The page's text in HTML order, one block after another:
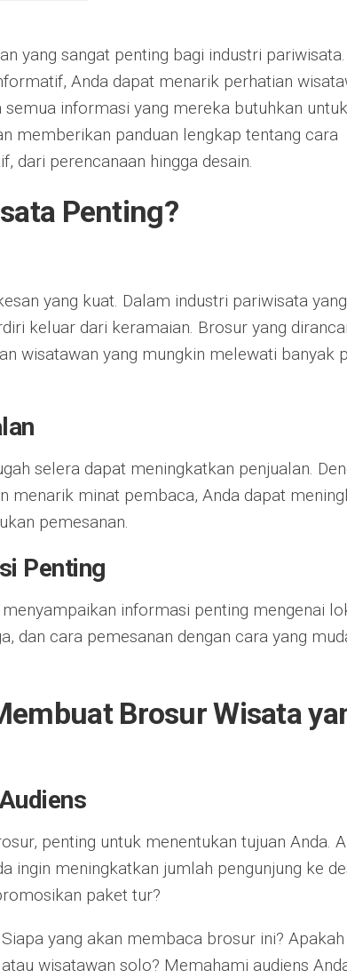
yang sangat penting bagi industri pariwisata.
Anda dapat menarik perhatian
informasi yang mereka butuhkan untuk
memberikan panduan lengkap tentang cara
dari perencanaan hingga desain.
Penting?
yang kuat. Dalam industri pariwisata yang
keluar dari keramaian. Brosur yang
wisatawan yang mungkin melewati banyak
selera dapat meningkatkan penjualan.
menarik minat pembaca, Anda dapat
pemesanan.
Penting
informasi penting mengenai
dan cara pemesanan dengan cara yang
Brosur Wisata
penting untuk menentukan tujuan Anda.
ingin meningkatkan jumlah pengunjung ke
paket tur?
yang akan membaca brosur ini? Apakah
wisatawan solo? Memahami audiens